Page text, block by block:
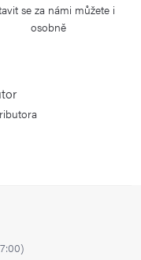
se za námi můžete i
osobně